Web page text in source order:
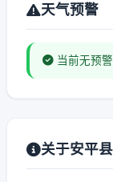
天气预警
当前无预
关于安平县